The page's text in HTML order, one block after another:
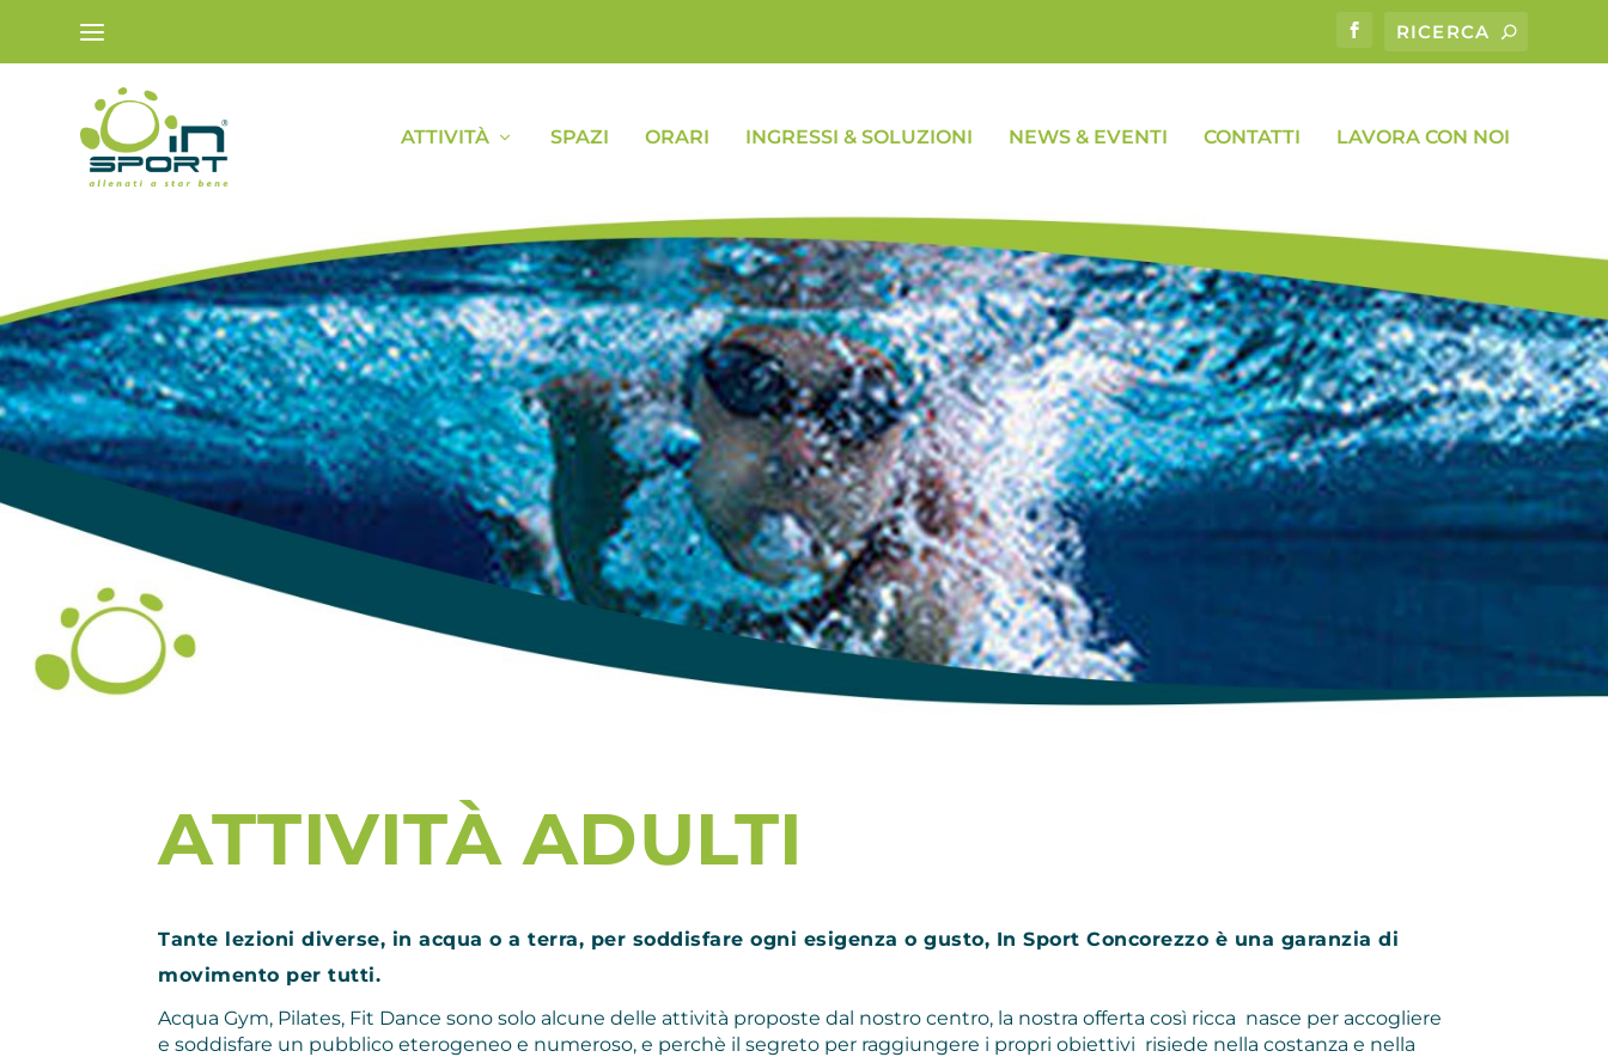
ATTIVITÀ SPAZI ORARI INGRESSI & SOLUZIONI NEWS & EVENTI CONTATTI LAVORA CON NOI
ATTIVITÀ ADULTI
Tante lezioni diverse, in acqua o a terra, per soddisfare ogni esigenza o gusto, In Sport Concorezzo è una garanzia di
movimento per tutti.
Acqua Gym, Pilates, Fit Dance sono solo alcune delle attività proposte dal nostro centro, la nostra offerta così ricca nasce per accogliere
e soddisfare un pubblico eterogeneo e numeroso, e perchè il segreto per raggiungere i propri obiettivi risiede nella costanza e nella